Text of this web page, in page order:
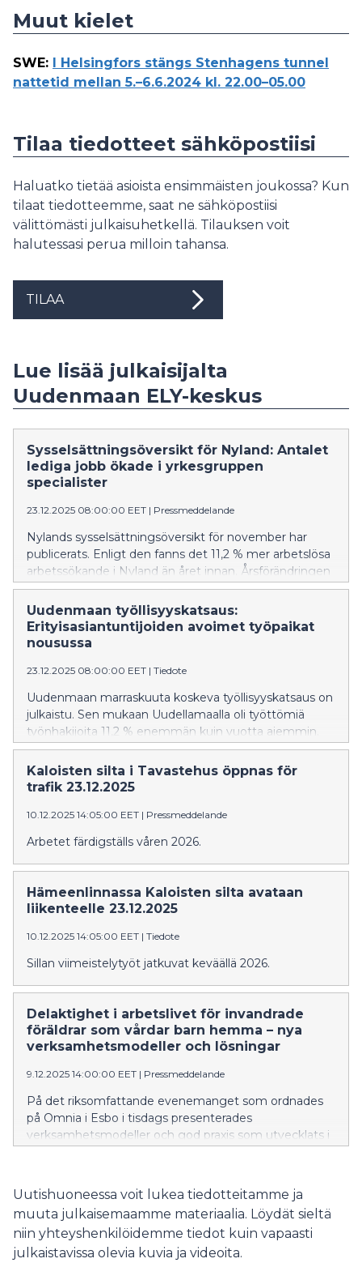
Muut kielet
SWE: I Helsingfors stängs Stenhagens tunnel
nattetid mellan 5.–6.6.2024 kl. 22.00–05.00
Tilaa tiedotteet sähköpostiisi
Haluatko tietää asioista ensimmäisten joukossa? Kun
tilaat tiedotteemme, saat ne sähköpostiisi
välittömästi julkaisuhetkellä. Tilauksen voit
halutessasi perua milloin tahansa.
TILAA
Lue lisää julkaisijalta
Uudenmaan ELY-keskus
Sysselsättningsöversikt för Nyland: Antalet
lediga jobb ökade i yrkesgruppen
specialister
23.12.2025 08:00:00 EET | Pressmeddelande
Nylands sysselsättningsöversikt för november har
publicerats. Enligt den fanns det 11,2 % mer arbetslösa
arbetssökande i Nyland än året innan. Årsförändringen
för hela landet var 9 %. Antalet permitterade fortsatte
att minska i både Nyland och hela landet.
Uudenmaan työllisyyskatsaus:
Erityisasiantuntijoiden avoimet työpaikat
nousussa
23.12.2025 08:00:00 EET | Tiedote
Uudenmaan marraskuuta koskeva työllisyyskatsaus on
julkaistu. Sen mukaan Uudellamaalla oli työttömiä
työnhakijoita 11,2 % enemmän kuin vuotta aiemmin.
Koko maan vuosimuutos oli 9 %. Lomautettujen
määrä jatkoi laskua niin Uudellamaalla kuin koko
maassakin.
Kaloisten silta i Tavastehus öppnas för
trafik 23.12.2025
10.12.2025 14:05:00 EET | Pressmeddelande
Arbetet färdigställs våren 2026.
Hämeenlinnassa Kaloisten silta avataan
liikenteelle 23.12.2025
10.12.2025 14:05:00 EET | Tiedote
Sillan viimeistelytyöt jatkuvat keväällä 2026.
Delaktighet i arbetslivet för invandrade
föräldrar som vårdar barn hemma – nya
verksamhetsmodeller och lösningar
9.12.2025 14:00:00 EET | Pressmeddelande
På det riksomfattande evenemanget som ordnades
på Omnia i Esbo i tisdags presenterades
verksamhetsmodeller och god praxis som utvecklats i
vårdar sina barn hemma. Evenemanget samlade cirka
300 deltagare från olika delar av Finland – cirka 60 på
plats och 200 via nätet. Ämnet är särskilt aktuellt,
eftersom lagen om främjande av integration som
trädde i kraft i början av 2025 förpliktar kommunerna
Uutishuoneessa voit lukea tiedotteitamme ja
muuta julkaisemaamme materiaalia. Löydät sieltä
niin yhteyshenkilöidemme tiedot kuin vapaasti
julkaistavissa olevia kuvia ja videoita.